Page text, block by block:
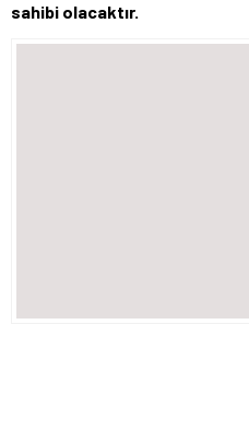
sahibi olacaktır.